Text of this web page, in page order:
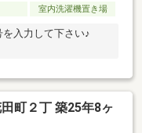
室内洗濯機置き場
入力して下さい♪
町２丁 築25年8ヶ